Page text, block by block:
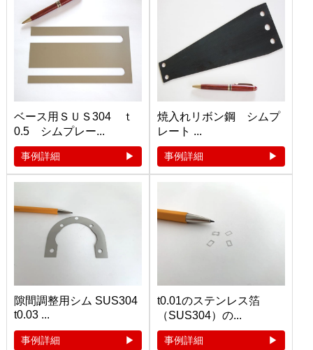
ベース用ＳＵＳ304 ｔ
0.5 シムプレー...
事例詳細
焼入れリボン鋼 シムプ
レート ...
事例詳細
隙間調整用シム SUS304
t0.03 ...
事例詳細
t0.01のステンレス箔
（SUS304）の...
事例詳細